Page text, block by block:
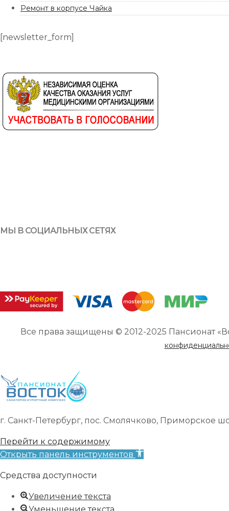
Ремонт в корпусе Чайка
[newsletter_form]
МЫ В СОЦИАЛЬНЫХ СЕТЯХ
Все права защищены © 2012-2025 Пансионат
г. Санкт-Петербург, пос. Смолячково, Приморское
Перейти к содержимому
Открыть панель инструментов
Средства доступности
Увеличение текста
Уменьшение текста